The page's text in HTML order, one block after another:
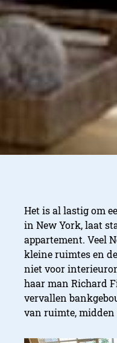
Het is al lastig om
in New York, laat
appartement. Veel
kleine ruimtes en
niet voor
haar man Richard
vervallen
van ruimte, midden